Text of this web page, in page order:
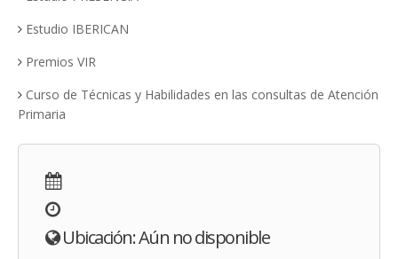
Estudio IBERICAN
Premios VIR
Curso de Técnicas y Habilidades en las consultas de Atención
Primaria
Ubicación: Aún no disponible